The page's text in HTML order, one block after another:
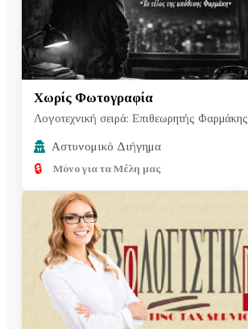
Χωρίς Φωτογραφία
Λογοτεχνική σειρά: Επιθεωρητής Φαρμάκης
Αστυνομικό Διήγημα
🔒 Μόνο για τα Μέλη μας